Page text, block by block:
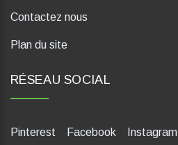
Contactez nous
Plan du site
RÉSEAU SOCIAL
Pinterest Facebook Instagram